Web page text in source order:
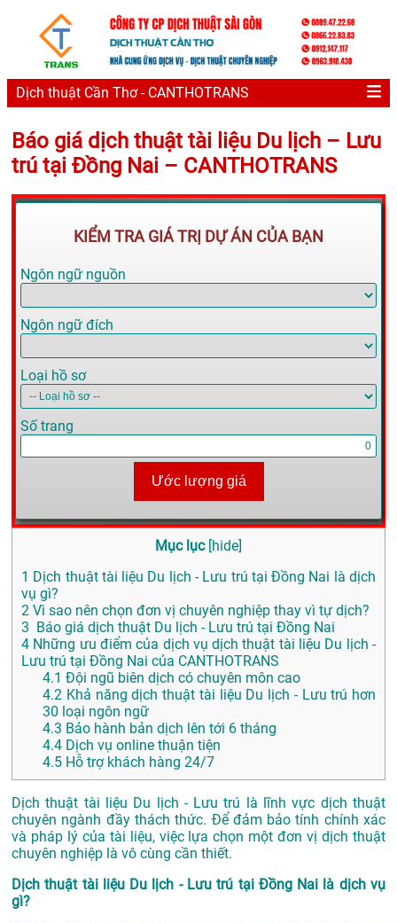
Dịch thuật Cần Thơ - CANTHOTRANS
Báo giá dịch thuật tài liệu Du lịch – Lưu
trú tại Đồng Nai – CANTHOTRANS
KIỂM TRA GIÁ TRỊ DỰ ÁN CỦA BẠN
Ngôn ngữ nguồn
Ngôn ngữ đích
Loại hồ sơ
Số trang
Ước lượng giá
Mục lục [hide]
1 Dịch thuật tài liệu Du lịch - Lưu trú tại Đồng Nai là dịch
vụ gì?
2 Vì sao nên chọn đơn vị chuyên nghiệp thay vì tự dịch?
3 Báo giá dịch thuật Du lịch - Lưu trú tại Đồng Nai
4 Những ưu điểm của dịch vụ dịch thuật tài liệu Du lịch -
Lưu trú tại Đồng Nai của CANTHOTRANS
4.1 Đội ngũ biên dịch có chuyên môn cao
4.2 Khả năng dịch thuật tài liệu Du lịch - Lưu trú hơn
30 loại ngôn ngữ
4.3 Bảo hành bản dịch lên tới 6 tháng
4.4 Dịch vụ online thuận tiện
4.5 Hỗ trợ khách hàng 24/7
Dịch thuật tài liệu Du lịch - Lưu trú là lĩnh vực dịch thuật
chuyên ngành đầy thách thức. Để đảm bảo tính chính xác
và pháp lý của tài liệu, việc lựa chọn một đơn vị dịch thuật
chuyên nghiệp là vô cùng cần thiết.
Dịch thuật tài liệu Du lịch - Lưu trú tại Đồng Nai là dịch vụ
gì?